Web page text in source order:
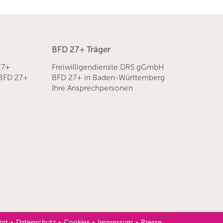
27+
BFD 27+ Träger
Freiwilligendienste DRS gGmbH
BFD 27+ in Baden-Württemberg
Ihre Ansprechpersonen